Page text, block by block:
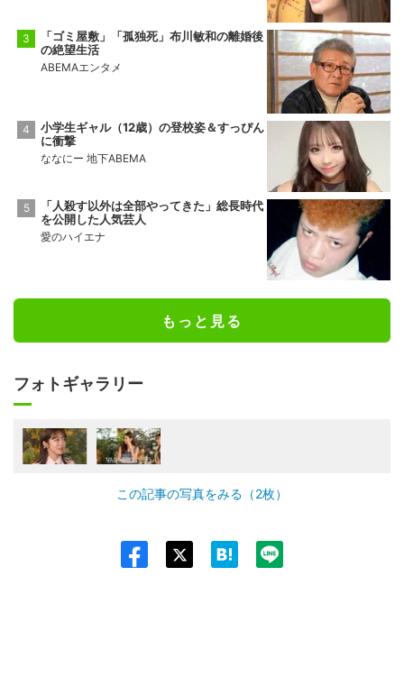
「ゴミ屋敷」「孤独死」布川敏和の離婚後
の絶望生活
ABEMAエンタメ
小学生ギャル（12歳）の登校姿＆すっぴん
に衝撃
ななにー 地下ABEMA
「人殺す以外は全部やってきた」総長時代
を公開した人気芸人
愛のハイエナ
もっと見る
フォトギャラリー
この記事の写真をみる（2枚）